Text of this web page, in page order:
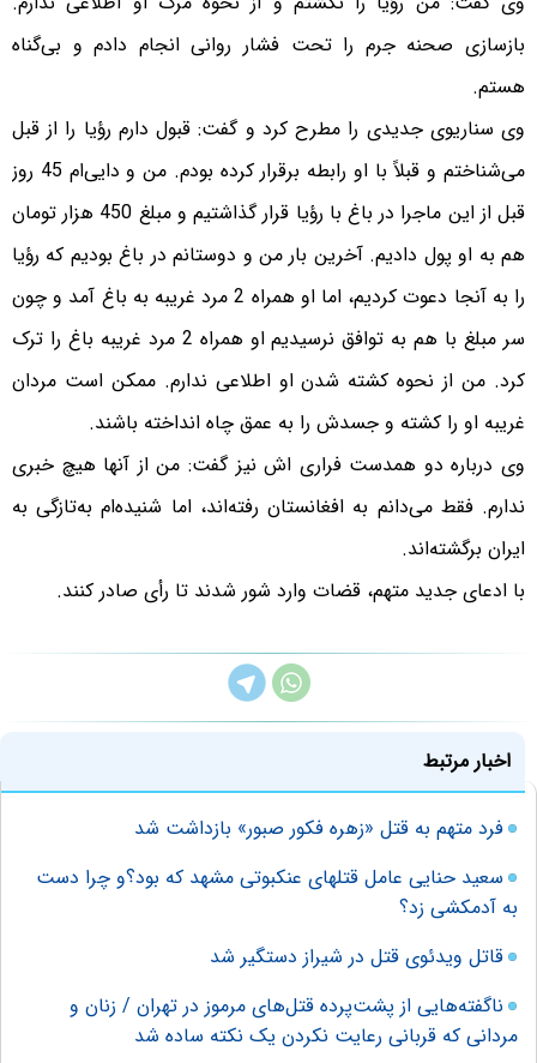
بازسازی صحنه جرم را تحت فشار روانی انجام دادم و بی‌گناه
هستم.
وی سناریوی جدیدی را مطرح کرد و گفت: قبول دارم رؤیا را از قبل
می‌شناختم و قبلاً با او رابطه برقرار کرده بودم. من و دایی‌ام 45 روز
قبل از این ماجرا در باغ با رؤیا قرار گذاشتیم و مبلغ 450 هزار تومان
هم به او پول دادیم. آخرین بار من و دوستانم در باغ بودیم که رؤیا
را به آنجا دعوت کردیم، اما او همراه 2 مرد غریبه به باغ آمد و چون
سر مبلغ با هم به توافق نرسیدیم او همراه 2 مرد غریبه باغ را ترک
کرد. من از نحوه کشته شدن او اطلاعی ندارم. ممکن است مردان
غریبه او را کشته و جسدش را به عمق چاه انداخته باشند.
وی درباره دو همدست فراری اش نیز گفت: من از آنها هیچ خبری
ندارم. فقط می‌دانم به افغانستان رفته‌اند، اما شنیده‌ام به‌تازگی به
ایران برگشته‌اند.
با ادعای جدید متهم، قضات وارد شور شدند تا رأی صادر کنند.
اخبار مرتبط
فرد متهم به قتل «زهره فکور صبور» بازداشت شد
سعید حنایی عامل قتلهای عنکبوتی مشهد که بود؟و چرا دست
به آدمکشی زد؟
قاتل ویدئوی قتل در شیراز دستگیر شد
ناگفته‌هایی از پشت‌پرده قتل‌های مرموز در تهران / زنان و
مردانی که قربانی رعایت نکردن یک نکته ساده شد